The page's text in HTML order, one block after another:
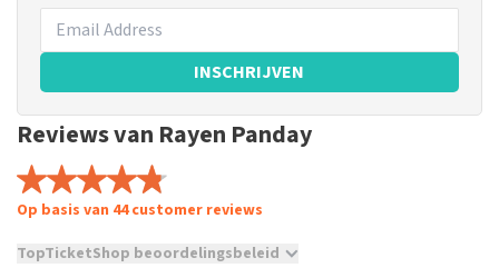
INSCHRIJVEN
Reviews van Rayen Panday
Op basis van 44 customer reviews
TopTicketShop beoordelingsbeleid